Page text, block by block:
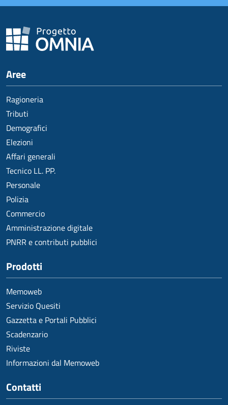
Aree
Ragioneria
Tributi
Demografici
Elezioni
Affari generali
Tecnico LL. PP.
Personale
Polizia
Commercio
Amministrazione digitale
PNRR e contributi pubblici
Prodotti
Memoweb
Servizio Quesiti
Gazzetta e Portali Pubblici
Scadenzario
Riviste
Informazioni dal Memoweb
Contatti